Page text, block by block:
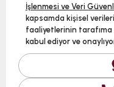
İşlenmesi ve Veri
kapsamda kişisel
faaliyetlerinin tarafıma
kabul ediyor ve